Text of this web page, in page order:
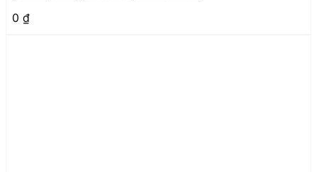
0 ₫